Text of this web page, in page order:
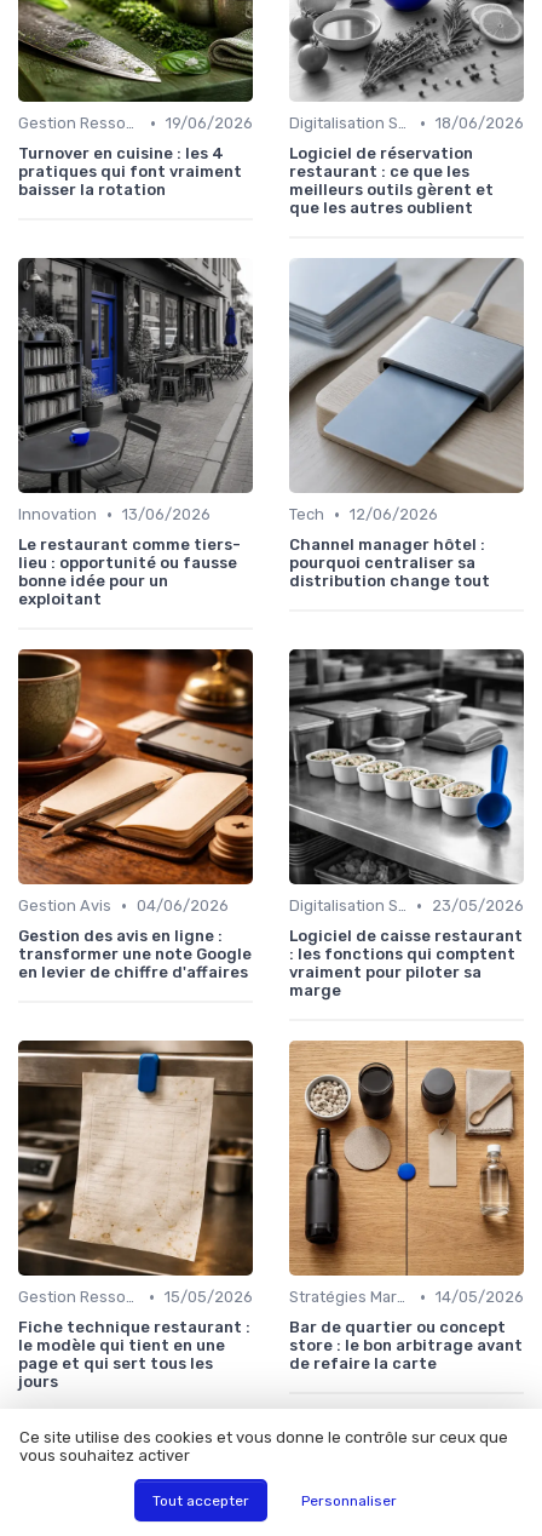
Gestion Ressources • 19/06/2026
Turnover en cuisine : les 4
pratiques qui font vraiment
baisser la rotation
Digitalisation Services • 18/06/2026
Logiciel de réservation
restaurant : ce que les
meilleurs outils gèrent et
que les autres oublient
Innovation • 13/06/2026
Le restaurant comme tiers-
lieu : opportunité ou fausse
bonne idée pour un
exploitant
Tech • 12/06/2026
Channel manager hôtel :
pourquoi centraliser sa
distribution change tout
Gestion Avis • 04/06/2026
Gestion des avis en ligne :
transformer une note Google
en levier de chiffre d'affaires
Digitalisation Services •
23/05/2026
Logiciel de caisse restaurant
: les fonctions qui comptent
vraiment pour piloter sa
marge
Gestion Ressources • 15/05/2026
Fiche technique restaurant :
le modèle qui tient en une
page et qui sert tous les
jours
Stratégies Marketing • 14/05/2026
Bar de quartier ou concept
store : le bon arbitrage avant
de refaire la carte
Ce site utilise des cookies et vous donne le contrôle sur ceux que
vous souhaitez activer
Tout accepter Personnaliser